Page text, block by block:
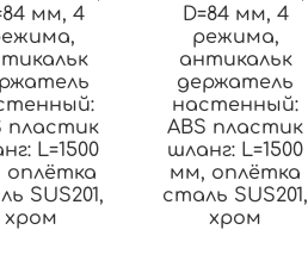
мм, 4
пластик
L=1500
оплётка
SUS201,
хром
D=84 мм, 4
режима,
антикальк
держатель
настенный:
ABS пластик
шланг: L=1500
мм, оплётка
сталь SUS201,
хром